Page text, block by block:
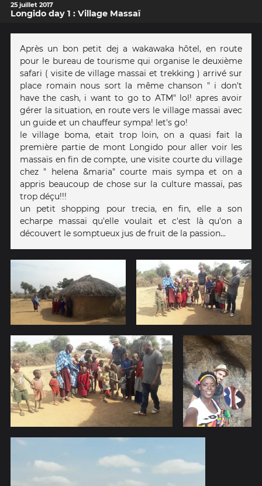
25 juillet 2017
Longido day 1 : Village Massaï
Après un bon petit dej a wakawaka hôtel, en route
pour le bureau de tourisme qui organise le deuxième
safari ( visite de village massaï et trekking ) arrivé sur
place romain nous sort la même chanson " i don't
have the cash, i want to go to ATM" lol! apres avoir
gérer la situation, en route vers le village massaï avec
un guide et un chauffeur sympa! let's go!
le village boma, etait trop loin, on a quasi fait la
première partie de mont Longido pour aller voir les
massaïs en fin de compte, une visite courte du village
chez " helena &maria" courte mais sympa et on a
appris beaucoup de chose sur la culture massaï, pas
trop déçu!!!
un petit shopping pour trecia, en fin, elle a son
echarpe massaï qu'elle voulait et c'est là qu'on a
découvert le somptueux jus de fruit de la passion...